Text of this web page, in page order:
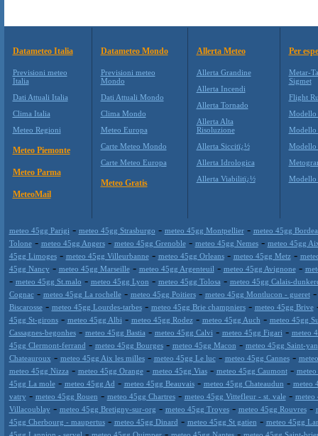
Datameteo Italia
Previsioni meteo
Italia
Dati Attuali Italia
Clima Italia
Meteo Regioni
Meteo Piemonte
Meteo Parma
MeteoMail
Datameteo Mondo
Previsioni meteo
Mondo
Dati Attuali Mondo
Clima Mondo
Meteo Europa
Carte Meteo Mondo
Carte Meteo Europa
Meteo Gratis
Allerta Meteo
Allerta Grandine
Allerta Incendi
Allerta Tornado
Allerta Alta
Risoluzione
Allerta Siccitï¿½
Allerta Idrologica
Allerta Viabilitï¿½
Per
Metar-
Sigmet
Flight
Modello
Modello
Modello
Modello
meteo 45gg Parigi - meteo 45gg Strasburgo - meteo 45gg Montpellier- meteo 45gg
Tolone- meteo 45gg Angers- meteo 45gg Grenoble- meteo 45gg Nemes- meteo 45gg
45gg Limoges- meteo 45gg Villeurbanne- meteo 45gg Orleans- meteo 45gg Metz -
45gg Nancy - meteo 45gg Marseille- meteo 45gg Argenteuil - meteo 45gg Avignone-
- meteo 45gg St.malo - meteo 45gg Lyon - meteo 45gg Tolosa - meteo 45gg Calais-
Cognac- meteo 45gg La rochelle- meteo 45gg Poitiers- meteo 45gg Montlucon - gueret
Biscarosse- meteo 45gg Lourdes-tarbes- meteo 45gg Brie champniers- meteo 45gg Brive
45gg St-girons- meteo 45gg Albi - meteo 45gg Rodez - meteo 45gg Auch - meteo 45gg
Cassagnes-begonhes- meteo 45gg Bastia - meteo 45gg Calvi - meteo 45gg Figari - meteo
45gg Clermont-ferrand - meteo 45gg Bourges- meteo 45gg Macon - meteo 45gg Saint-yan
Chateauroux - meteo 45gg Aix les milles- meteo 45gg Le luc- meteo 45gg Cannes-
meteo 45gg Nizza - meteo 45gg Orange- meteo 45gg Vias- meteo 45gg Caumont-
45gg La mole- meteo 45gg Ad - meteo 45gg Beauvais- meteo 45gg Chateaudun - meteo
vatry - meteo 45gg Rouen - meteo 45gg Chartres- meteo 45gg Vittefleur - st. vale- meteo
Villacoublay - meteo 45gg Bretigny-sur-org - meteo 45gg Troyes- meteo 45gg Rouvres-
45gg Cherbourg - maupertus- meteo 45gg Dinard - meteo 45gg St gatien - meteo 45gg
- - -